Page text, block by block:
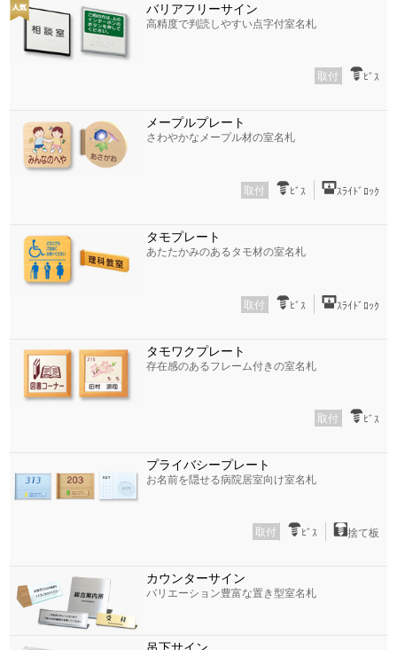
バリアフリーサイン
高精度で判読しやすい点字付室名札
取付 ﾋﾞｽ
メープルプレート
さわやかなメープル材の室名札
取付 ﾋﾞｽ ｽﾗｲﾄﾞﾛｯｸ
タモプレート
あたたかみのあるタモ材の室名札
取付 ﾋﾞｽ ｽﾗｲﾄﾞﾛｯｸ
タモワクプレート
存在感のあるフレーム付きの室名札
取付 ﾋﾞｽ
プライバシープレート
お名前を隠せる病院居室向け室名札
取付 ﾋﾞｽ 捨て板
カウンターサイン
バリエーション豊富な置き型室名札